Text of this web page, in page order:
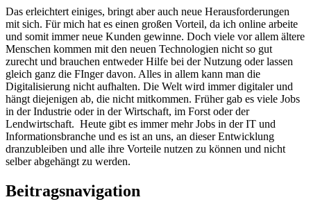
Das erleichtert einiges, bringt aber auch neue Herausforderungen
mit sich. Für mich hat es einen großen Vorteil, da ich online arbeite
und somit immer neue Kunden gewinne. Doch viele vor allem ältere
Menschen kommen mit den neuen Technologien nicht so gut
zurecht und brauchen entweder Hilfe bei der Nutzung oder lassen
gleich ganz die FInger davon. Alles in allem kann man die
Digitalisierung nicht aufhalten. Die Welt wird immer digitaler und
hängt diejenigen ab, die nicht mitkommen. Früher gab es viele Jobs
in der Industrie oder in der Wirtschaft, im Forst oder der
Lendwirtschaft. Heute gibt es immer mehr Jobs in der IT und
Informationsbranche und es ist an uns, an dieser Entwicklung
dranzubleiben und alle ihre Vorteile nutzen zu können und nicht
selber abgehängt zu werden.
Beitragsnavigation